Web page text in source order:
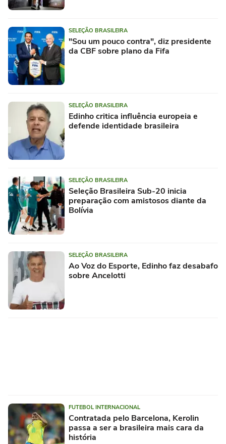
SELEÇÃO BRASILEIRA
"Sou um pouco contra", diz presidente
da CBF sobre plano da Fifa
SELEÇÃO BRASILEIRA
Edinho critica influência europeia e
defende identidade brasileira
SELEÇÃO BRASILEIRA
Seleção Brasileira Sub-20 inicia
preparação com amistosos diante da
Bolívia
SELEÇÃO BRASILEIRA
Ao Voz do Esporte, Edinho faz desabafo
sobre Ancelotti
FUTEBOL INTERNACIONAL
Contratada pelo Barcelona, Kerolin
passa a ser a brasileira mais cara da
história